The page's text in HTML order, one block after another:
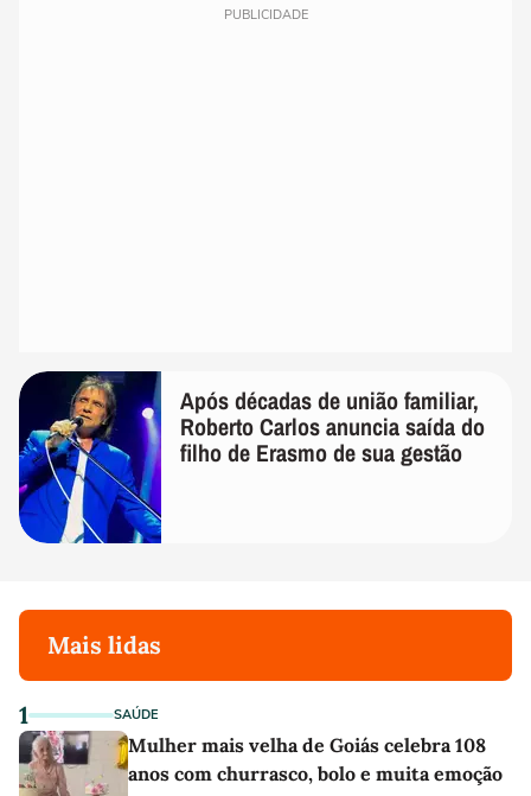
PUBLICIDADE
Após décadas de união familiar,
Roberto Carlos anuncia saída do
filho de Erasmo de sua gestão
Mais lidas
1 SAÚDE
Mulher mais velha de Goiás celebra 108
anos com churrasco, bolo e muita emoção